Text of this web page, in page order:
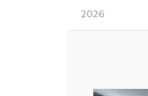
2026